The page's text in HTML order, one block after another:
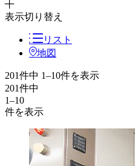
表示切り替え
リスト
地図
201件中 1–10件を表示
201件中
1–10
件を表示